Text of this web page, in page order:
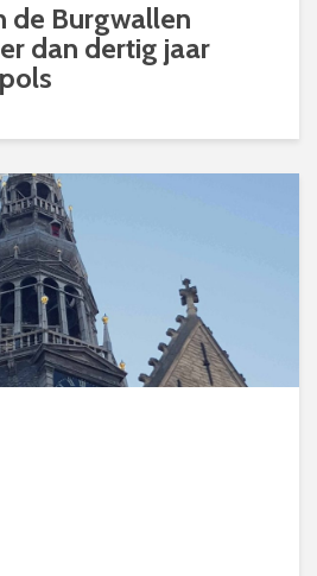
de Burgwallen
dan dertig jaar